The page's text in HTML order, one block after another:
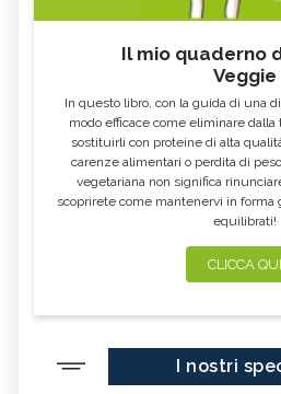
Il mio quaderno
Veggie
In questo libro, con la guida di una
modo efficace come eliminare dalla
sostituirli con proteine di alta
carenze alimentari o perdita di
vegetariana non significa
scoprirete come mantenervi in forma
equilibrati!
CLICCA QUI
I nostri